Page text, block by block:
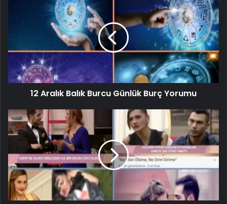
12 Aralık Balık Burcu Günlük Burç Yorumu